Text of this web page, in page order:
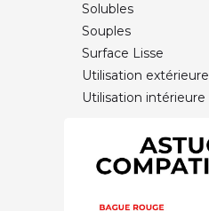
Solubles
Souples
Surface Lisse
Utilisation extérieure
Utilisation intérieure